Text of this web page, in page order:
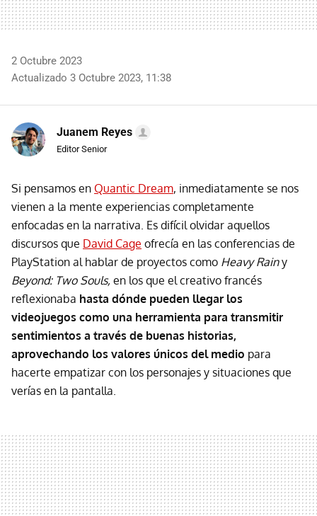
2 Octubre 2023
Actualizado 3 Octubre 2023, 11:38
Juanem Reyes
Editor Senior
Si pensamos en Quantic Dream, inmediatamente se nos
vienen a la mente experiencias completamente
enfocadas en la narrativa. Es difícil olvidar aquellos
discursos que David Cage ofrecía en las conferencias de
PlayStation al hablar de proyectos como Heavy Rainy
Beyond: Two Souls, en los que el creativo francés
reflexionaba hasta dónde pueden llegar los
videojuegos como una herramienta para transmitir
sentimientos a través de buenas historias,
aprovechando los valores únicos del medio para
hacerte empatizar con los personajes y situaciones que
verías en la pantalla.